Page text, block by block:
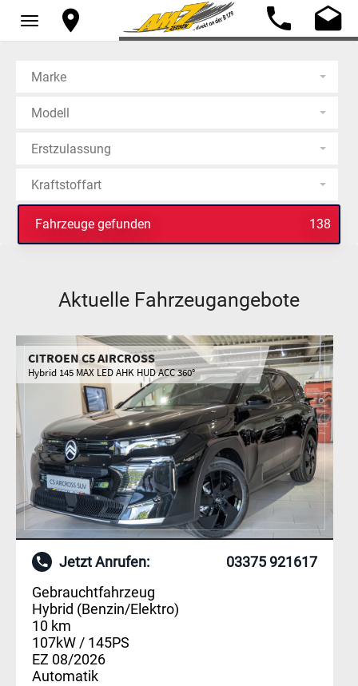
Toggle
navigation
Marke
Modell
Erstzulassung
Kraftstoffart
Fahrzeuge gefunden 138
Aktuelle Fahrzeugangebote
CITROEN C5 AIRCROSS
Hybrid 145 MAX LED AHK HUD ACC 360°
Jetzt Anrufen:
03375 921617
Gebrauchtfahrzeug
Hybrid (Benzin/Elektro)
10 km
107kW / 145PS
EZ 08/2026
Automatik